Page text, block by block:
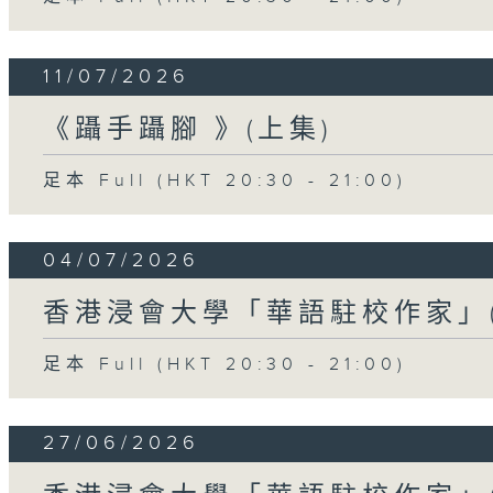
11/07/2026
《躡手躡腳 》(上集)
足本 Full (HKT 20:30 - 21:00)
04/07/2026
香港浸會大學「華語駐校作家
足本 Full (HKT 20:30 - 21:00)
27/06/2026